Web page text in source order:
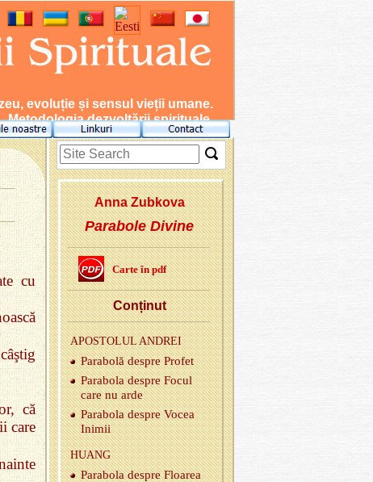
evoluție și sensul vieții umane.
Metodologia dezvoltării spirituale.
cu
că
care
Anna Zu­b­kova
Parabole Divine
Carte în pdf
Con­ți­nut
APOS­TO­LUL AN­DREI
Pa­ra­bolă des­pre Pro­fet
Pa­ra­bola des­pre Focul
care nu arde
Pa­ra­bola des­pre Vocea
Ini­mii
HUANG
Pa­ra­bola des­pre Floa­rea